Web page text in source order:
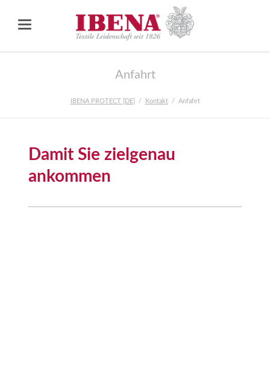
Anfahrt
IBENA PROTECT [DE] Kontakt Anfahrt
Damit Sie zielgenau
ankommen